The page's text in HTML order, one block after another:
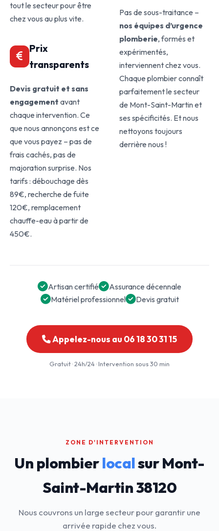
tout le secteur pour être
chez vous au plus vite.
Prix
transparents
Devis gratuit et sans
engagement avant
chaque intervention. Ce
que nous annonçons est ce
que vous payez – pas de
frais cachés, pas de
majoration surprise. Nos
tarifs : débouchage dès
89€, recherche de fuite
120€, remplacement
chauffe-eau à partir de
450€.
Pas de sous-traitance –
nos équipes d’urgence
plomberie, formés et
expérimentés,
interviennent chez vous.
Chaque plombier connaît
parfaitement le secteur
de Mont-Saint-Martin et
ses spécificités. Et nous
nettoyons toujours
derrière nous !
Artisan certifié
Assurance décennale
Matériel professionnel
Devis gratuit
Appelez-nous au 06 18 30 31 15
Gratuit · 24h/24 · Intervention sous 30 min
ZONE D'INTERVENTION
Un plombierlocalsur Mont-
Saint-Martin 38120
Nous couvrons un large secteur pour garantir une
arrivée rapide chez vous.